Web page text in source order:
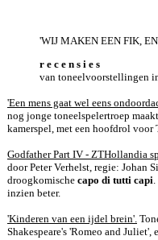
'WIJ MAKEN EEN FIK,
r e c e n s i e s
van toneelvoorstellingen
'Een mens gaat wel eens
nog jonge toneelspelertroep
kamerspel, met een hoofdrol
Godfather Part IV - ZTHollandia
door Peter Verhelst, regie: Johan
droogkomische capo di tutti capi
inzien beter.
'Kinderen van een ijdel brein'.
Shakespeare's 'Romeo and